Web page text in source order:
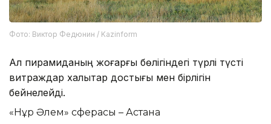
Фото: Виктор Федюнин / Kazinform
Ал пирамиданың жоғарғы бөлігіндегі түрлі түсті
витраждар халықтар достығы мен бірлігін
бейнелейді.
«Нұр Әлем» сферасы – Астана